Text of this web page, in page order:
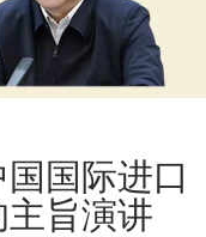
国际进口
旨演讲